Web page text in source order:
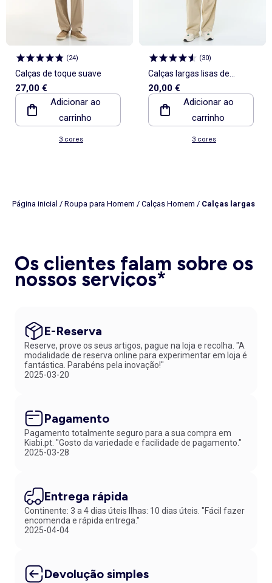
(24)
Calças de toque suave
27,00 €
Adicionar ao
carrinho
3 cores
(30)
Calças largas lisas de
popelina
20,00 €
Adicionar ao
carrinho
3 cores
Página inicial / Roupa para Homem / Calças Homem / Calças largas
Os clientes falam sobre os
nossos serviços*
E-Reserva
Reserve, prove os seus artigos, pague na loja e recolha. "A
modalidade de reserva online para experimentar em loja é
fantástica. Parabéns pela inovação!"
2025-03-20
Pagamento
Pagamento totalmente seguro para a sua compra em
Kiabi.pt. "Gosto da variedade e facilidade de pagamento."
2025-03-28
Entrega rápida
Continente: 3 a 4 dias úteis Ilhas: 10 dias úteis. "Fácil fazer
encomenda e rápida entrega."
2025-04-04
Devolução simples